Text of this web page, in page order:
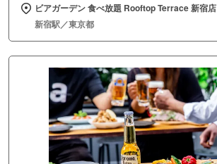
ビアガーデン 食べ放題 Rooftop Terrace 新宿店
新宿駅／東京都